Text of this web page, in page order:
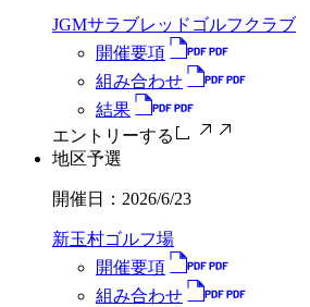
JGMサラブレッドゴルフクラブ
開催要項
組み合わせ
結果
エントリーする
地区予選
開催日： 2026/6/23
新玉村ゴルフ場
開催要項
組み合わせ